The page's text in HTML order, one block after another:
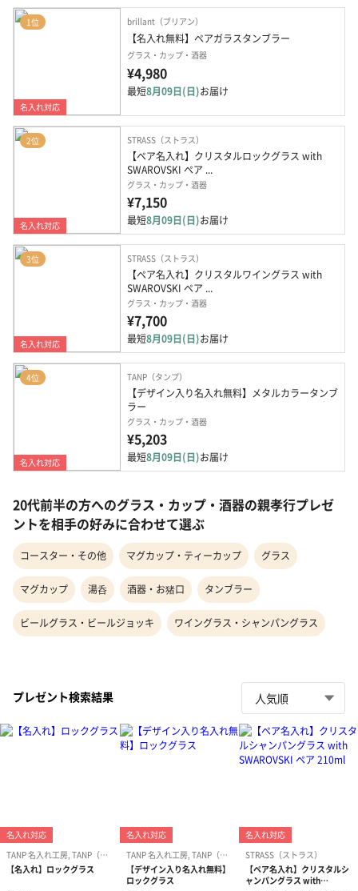
1位
名入れ対応
brillant（ブリアン）
【名入れ無料】ペアガラスタンブラー
グラス・カップ・酒器
¥4,980
最短8月09日(日)お届け
2位
名入れ対応
STRASS（ストラス）
【ペア名入れ】クリスタルロックグラス with
SWAROVSKI ペア ...
グラス・カップ・酒器
¥7,150
最短8月09日(日)お届け
3位
名入れ対応
STRASS（ストラス）
【ペア名入れ】クリスタルワイングラス with
SWAROVSKI ペア ...
グラス・カップ・酒器
¥7,700
最短8月09日(日)お届け
4位
名入れ対応
TANP（タンプ）
【デザイン入り名入れ無料】メタルカラータンブ
ラー
グラス・カップ・酒器
¥5,203
最短8月09日(日)お届け
20代前半の方へのグラス・カップ・酒器の親孝行プレゼ
ントを相手の好みに合わせて選ぶ
コースター・その他 マグカップ・ティーカップ グラス
マグカップ 湯呑 酒器・お猪口 タンブラー
ビールグラス・ビールジョッキ ワイングラス・シャンパングラス
プレゼント検索結果